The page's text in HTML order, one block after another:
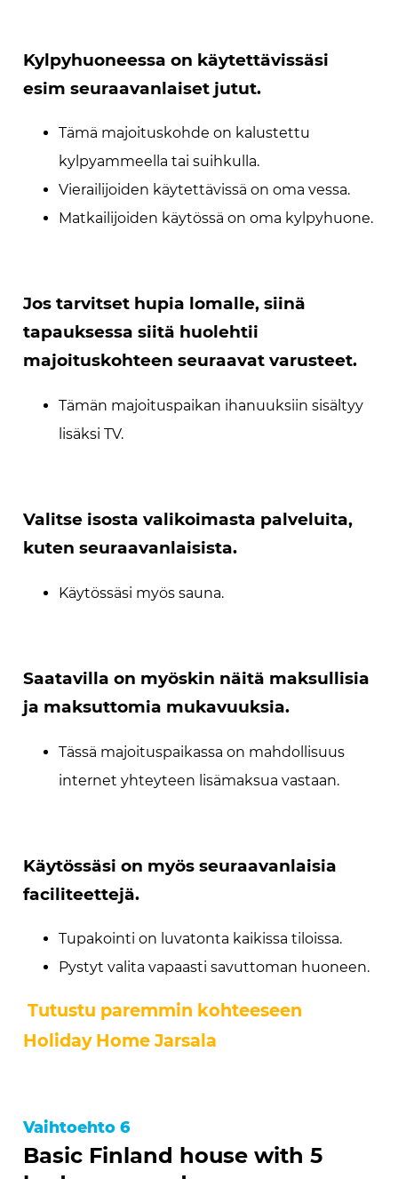
Kylpyhuoneessa on käytettävissäsi
esim seuraavanlaiset jutut.
Tämä majoituskohde on kalustettu
kylpyammeella tai suihkulla.
Vierailijoiden käytettävissä on oma vessa.
Matkailijoiden käytössä on oma kylpyhuone.
Jos tarvitset hupia lomalle, siinä
tapauksessa siitä huolehtii
majoituskohteen seuraavat varusteet.
Tämän majoituspaikan ihanuuksiin sisältyy
lisäksi TV.
Valitse isosta valikoimasta palveluita,
kuten seuraavanlaisista.
Käytössäsi myös sauna.
Saatavilla on myöskin näitä maksullisia
ja maksuttomia mukavuuksia.
Tässä majoituspaikassa on mahdollisuus
internet yhteyteen lisämaksua vastaan.
Käytössäsi on myös seuraavanlaisia
faciliteettejä.
Tupakointi on luvatonta kaikissa tiloissa.
Pystyt valita vapaasti savuttoman huoneen.
Tutustu paremmin kohteeseen
Holiday Home Jarsala
Vaihtoehto 6
Basic Finland house with 5